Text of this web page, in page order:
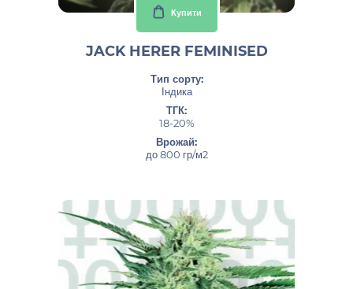
Купити
JACK HERER FEMINISED
Тип сорту:
Індика
ТГК:
18-20%
Врожай:
до 800 гр/м2